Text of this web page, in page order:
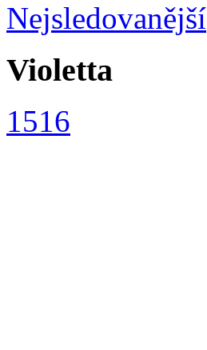
Nejsledovanější
Violetta
1516